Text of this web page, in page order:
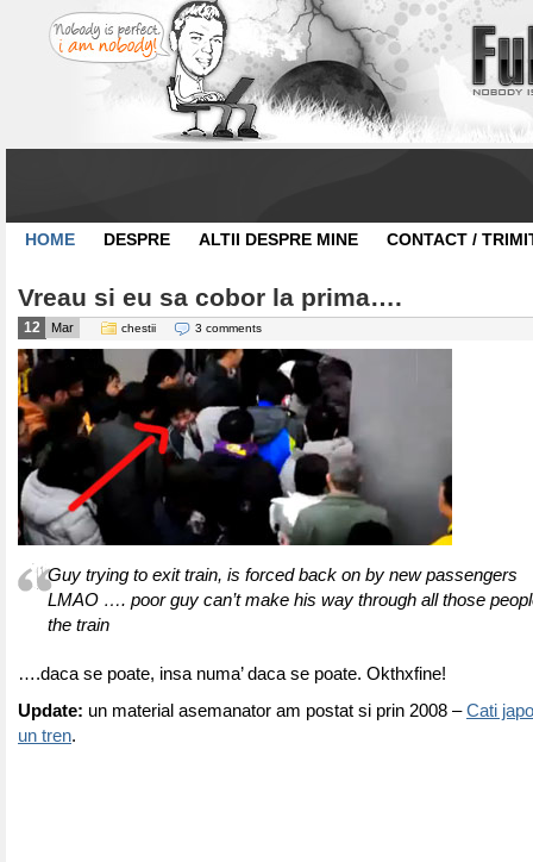
HOME DESPRE ALTII DESPRE MINE CONTACT /
Vreau si eu sa cobor la prima….
12 Mar chestii 3 comments
Guy trying to exit train, is forced back on by new passengers
LMAO …. poor guy can’t make his way through all those
the train
….daca se poate, insa numa’ daca se poate. Okthxfine!
Update: un material asemanator am postat si prin 2008 –Cati
un tren.